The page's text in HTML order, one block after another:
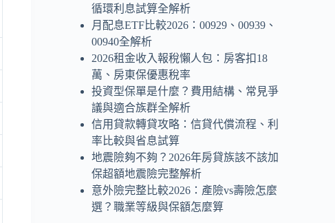
循環利息試算全解析
月配息ETF比較2026：00929、00939、
00940全解析
2026租金收入報稅懶人包：房客扣18
萬、房東保優惠稅率
投資型保單是什麼？費用結構、常見爭
議與適合族群全解析
信用貸款轉貸攻略：信貸代償流程、利
率比較與省息試算
地震險夠不夠？2026年房貸族該不該加
保超額地震險完整解析
意外險完整比較2026：產險vs壽險怎麼
選？職業等級與保額怎麼算